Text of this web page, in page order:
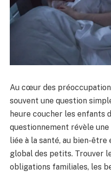
Au cœur des
souvent une question
heure coucher les enfants
questionnement révèle
liée à la santé, au bien-
global des petits. Trouver
obligations familiales, les